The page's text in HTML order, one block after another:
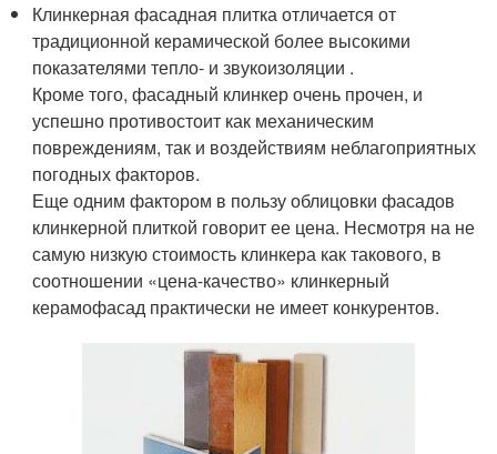
Клинкерная фасадная плитка отличается от
традиционной керамической более высокими
показателями тепло- и звукоизоляции .
Кроме того, фасадный клинкер очень прочен, и
успешно противостоит как механическим
повреждениям, так и воздействиям неблагоприятных
погодных факторов.
Еще одним фактором в пользу облицовки фасадов
клинкерной плиткой говорит ее цена. Несмотря на не
самую низкую стоимость клинкера как такового, в
соотношении «цена-качество» клинкерный
керамофасад практически не имеет конкурентов.